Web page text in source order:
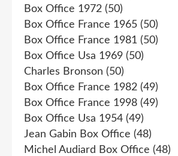
Box Office 1972 (50)
Box Office France 1965 (50)
Box Office France 1981 (50)
Box Office Usa 1969 (50)
Charles Bronson (50)
Box Office France 1982 (49)
Box Office France 1998 (49)
Box Office Usa 1954 (49)
Jean Gabin Box Office (48)
Michel Audiard Box Office (48)